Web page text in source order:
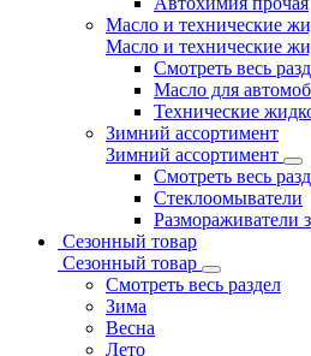
Масло и технические
Масло и технические
Смотреть весь
Масло для
Технические
Зимний ассортимент
Зимний ассортимент
Смотреть весь
Стеклоомыватели
Размораживатели
Сезонный товар
Сезонный товар
Смотреть весь раздел
Зима
Весна
Лето